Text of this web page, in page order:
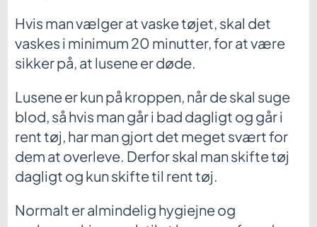
Hvis man vælger at vaske tøjet, skal det
vaskes i minimum 20 minutter, for at være
sikker på, at lusene er døde.
Lusene er kun på kroppen, når de skal suge
blod, så hvis man går i bad dagligt og går i
rent tøj, har man gjort det meget svært for
dem at overleve. Derfor skal man skifte tøj
dagligt og kun skifte til rent tøj.
Normalt er almindelig hygiejne og